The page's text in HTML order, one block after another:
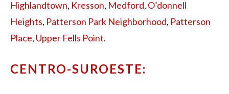
Highlandtown, Kresson, Medford, O’donnell
Heights, Patterson Park Neighborhood, Patterson
Place, Upper Fells Point.
CENTRO-SUROESTE: